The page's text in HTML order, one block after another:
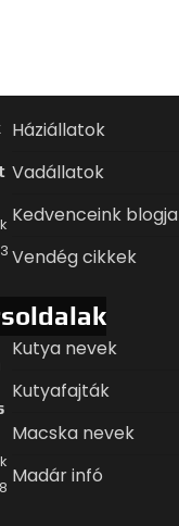
Háziállatok
Vadállatok
Kedvenceink blogja
Vendég cikkek
Kutya nevek
Kutyafajták
Macska nevek
Madár infó